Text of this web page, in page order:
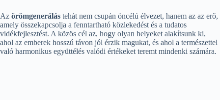
Az örömgenerálás tehát nem csupán öncélú élvezet, hanem az az erő,
amely összekapcsolja a fenntartható közlekedést és a tudatos
vidékfejlesztést. A közös cél az, hogy olyan helyeket alakítsunk ki,
ahol az emberek hosszú távon jól érzik magukat, és ahol a természettel
való harmonikus együttélés valódi értékeket teremt mindenki számára.